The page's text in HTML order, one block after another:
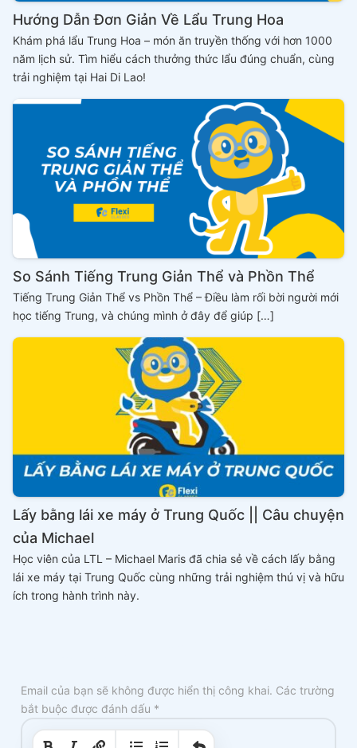
Hướng Dẫn Đơn Giản Về Lẩu Trung Hoa
Khám phá lẩu Trung Hoa – món ăn truyền thống với hơn 1000
năm lịch sử. Tìm hiểu cách thưởng thức lẩu đúng chuẩn, cùng
trải nghiệm tại Hai Di Lao!
So Sánh Tiếng Trung Giản Thể và Phồn Thể
Tiếng Trung Giản Thể vs Phồn Thể – Điều làm rối bời người mới
học tiếng Trung, và chúng mình ở đây để giúp […]
Lấy bằng lái xe máy ở Trung Quốc || Câu chuyện
của Michael
Học viên của LTL – Michael Maris đã chia sẻ về cách lấy bằng
lái xe máy tại Trung Quốc cùng những trải nghiệm thú vị và hữu
ích trong hành trình này.
Email của bạn sẽ không được hiển thị công khai. Các trường
bắt buộc được đánh dấu *